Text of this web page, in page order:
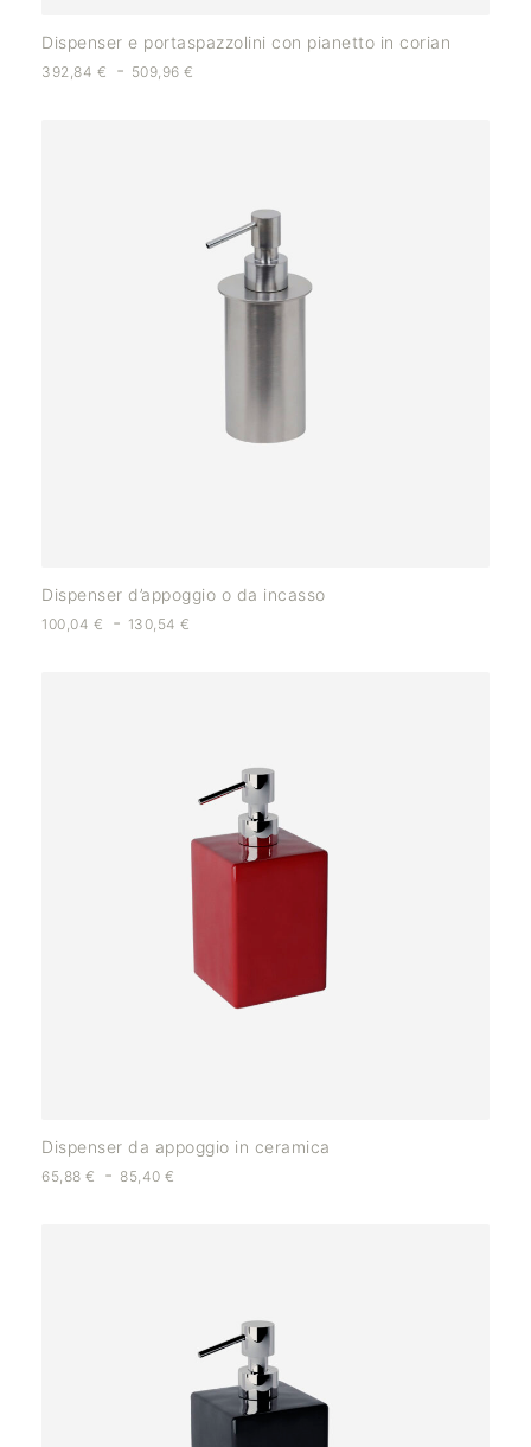
Dispenser e portaspazzolini con pianetto in corian
392,84 € - 509,96€
Dispenser d’appoggio o da incasso
100,04 € - 130,54€
Dispenser da appoggio in ceramica
65,88 € - 85,40€